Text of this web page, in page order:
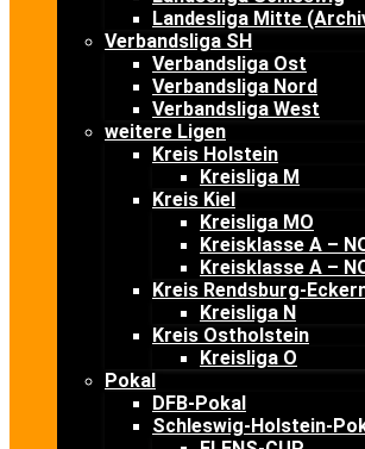
Landesliga Mitte
Verbandsliga SH
Verbandsliga Ost
Verbandsliga Nord
Verbandsliga West
weitere Ligen
Kreis Holstein
Kreisliga M
Kreis Kiel
Kreisliga MO
Kreisklasse A –
Kreisklasse A –
Kreis Rendsburg-
Kreisliga N
Kreis Ostholstein
Kreisliga O
Pokal
DFB-Pokal
Schleswig-Holstein-